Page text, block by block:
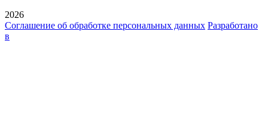
2026
Соглашение об обработке персональных данных Разработано
в